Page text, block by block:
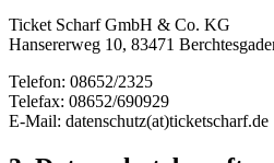
Ticket Scharf GmbH & Co. KG
Hansererweg 10, 83471
Telefon: 08652/2325
Telefax: 08652/690929
E-Mail: datenschutz(at)ticketscharf.de